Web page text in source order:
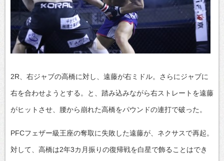
2R、右ジャブの高橋に対し、遠藤が右ミドル。さらにジャブに
右を合わせようとする。と、踏み込みながら右ストレートを遠藤
がヒットさせ、腰から崩れた高橋をパウンドの連打で破った。
PFCフェザー級王座の奪取に失敗した遠藤が、ネクサスで再起。
対して、高橋は2年3カ月振りの復帰戦を白星で飾ることはでき